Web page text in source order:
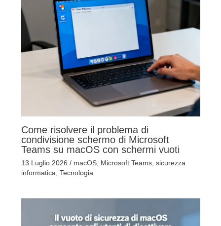
Come risolvere il problema di
condivisione schermo di Microsoft
Teams su macOS con schermi vuoti
13 Luglio 2026 / macOS, Microsoft Teams, sicurezza
informatica Tecnologia